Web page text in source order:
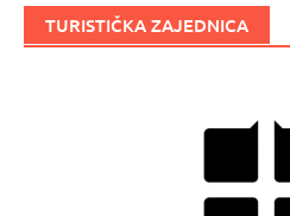
TURISTIČKA ZAJEDNICA